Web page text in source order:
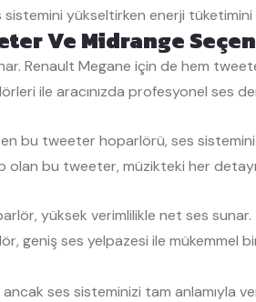
sistemini yükseltirken enerji
Ve Midrange
Renault Megane için de hem
ile aracınızda profesyonel ses
bu tweeter hoparlörü, ses
olan bu tweeter, müzikteki her
yüksek verimlilikle net ses sunar.
geniş ses yelpazesi ile mükemmel
ses sisteminizi tam anlamıyla